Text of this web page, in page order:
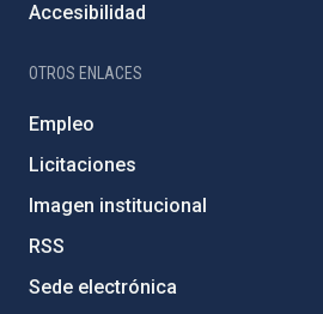
Accesibilidad
OTROS ENLACES
Empleo
Licitaciones
Imagen institucional
RSS
Sede electrónica